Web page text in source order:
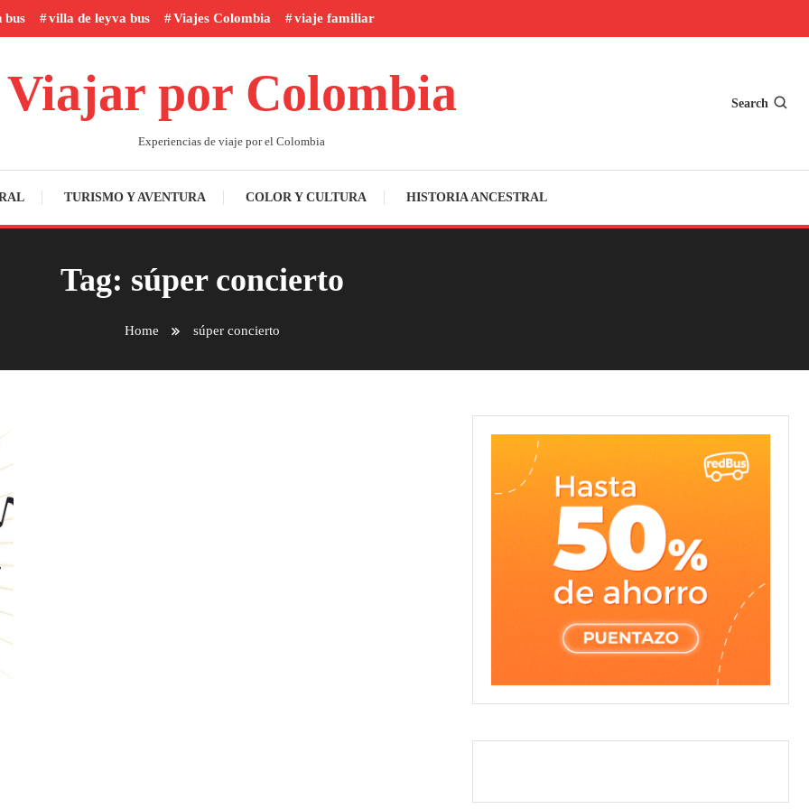
bus villa de leyva bus Viajes Colombia viaje familiar
Viajar por Colombia
Experiencias de viaje por el Colombia
Search
TURISMO Y AVENTURA COLOR Y CULTURA HISTORIA ANCESTRAL
Tag: súper concierto
Home súper concierto